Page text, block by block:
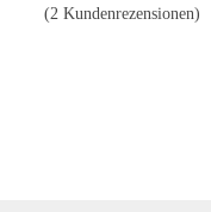
(2Kundenrezensionen)